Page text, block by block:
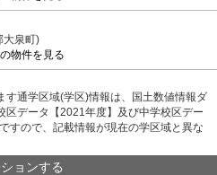
大泉町)
物件を見る
す通学区域(学区)情報は、国土数値情報ダ
区データ【2021年度】及び中学校区デー
すので、記載情報が現在の学区域と異な
ョンする